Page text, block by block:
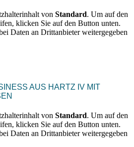
von Standard. Um auf den
klicken Sie auf den Button unten.
Daten an Drittanbieter weitergegeben
AUS HARTZ IV MIT
von Standard. Um auf den
klicken Sie auf den Button unten.
Daten an Drittanbieter weitergegeben